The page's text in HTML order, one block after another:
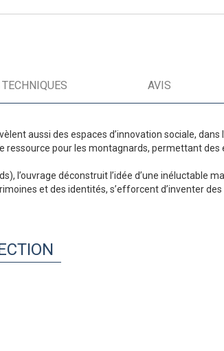
AVIS
aussi des espaces d’innovation sociale, dans
ressource pour les montagnards, permettant
l’ouvrage déconstruit l’idée d’une inéluctable
et des identités, s’efforcent d’inventer